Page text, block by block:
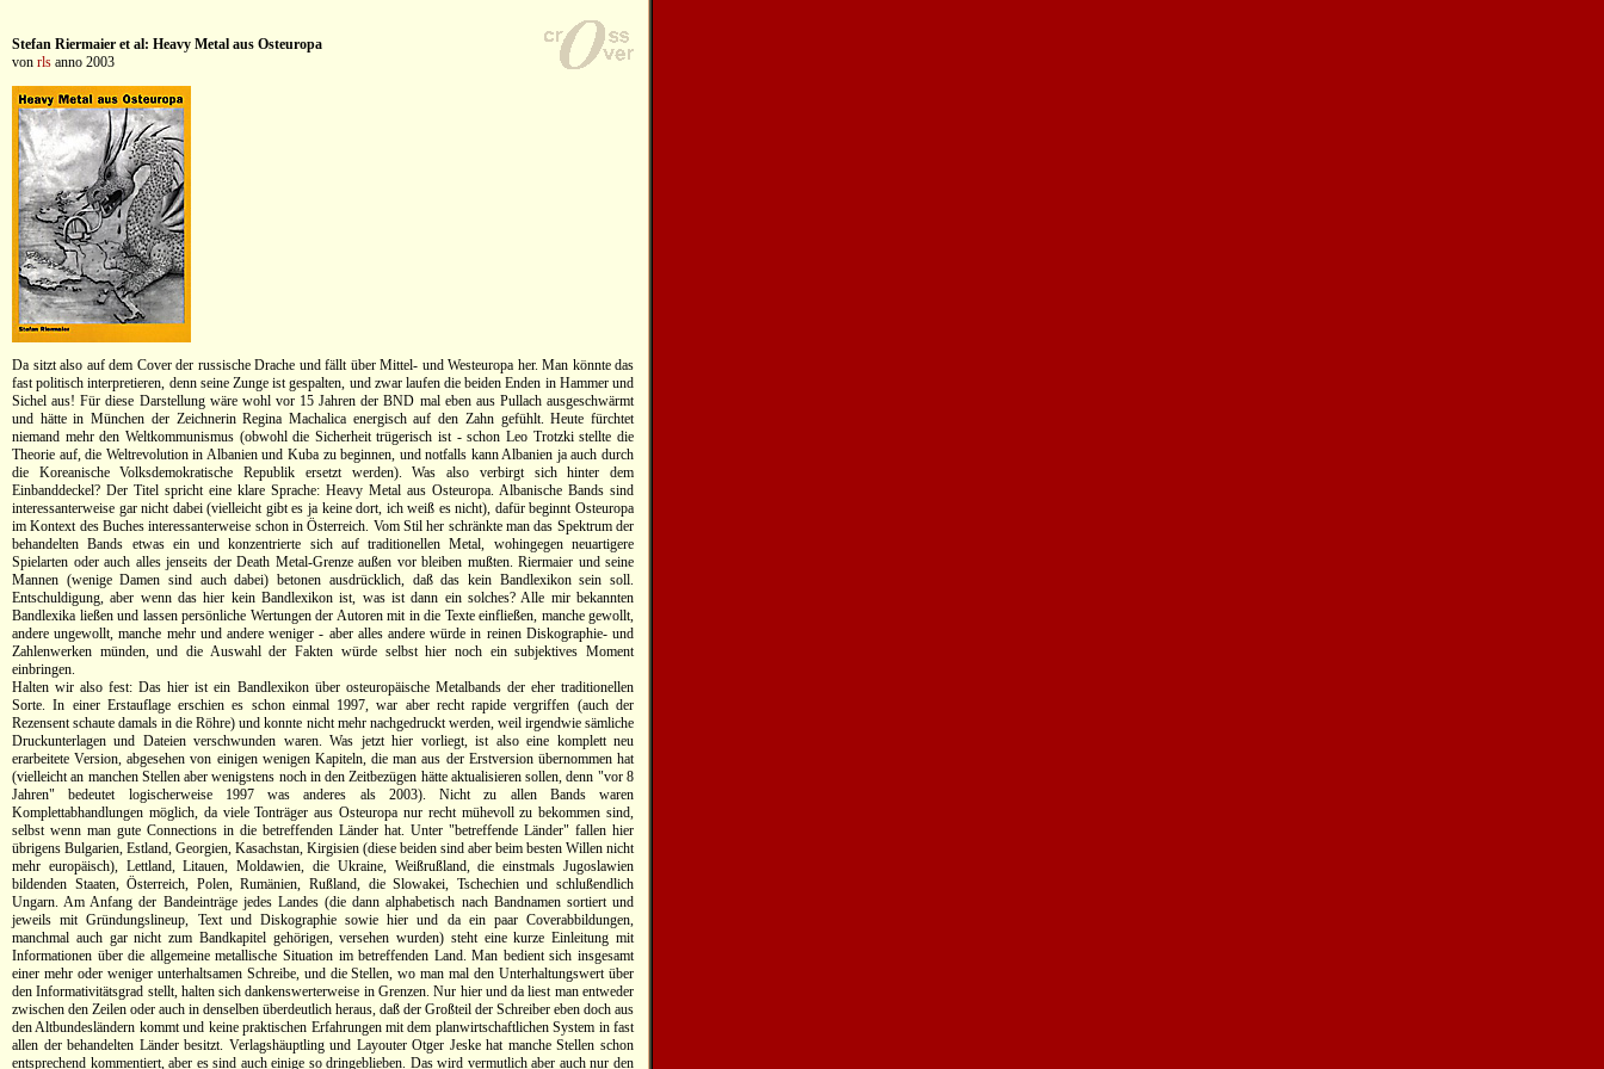
Stefan Riermaier et al: Heavy Metal aus Osteuropa
von rls anno 2003
Da sitzt also auf dem Cover der russische Drache und fällt über Mittel- und Westeuropa her. Man könnte das
fast politisch interpretieren, denn seine Zunge ist gespalten, und zwar laufen die beiden Enden in Hammer und
Sichel aus! Für diese Darstellung wäre wohl vor 15 Jahren der BND mal eben aus Pullach ausgeschwärmt
und hätte in München der Zeichnerin Regina Machalica energisch auf den Zahn gefühlt. Heute fürchtet
niemand mehr den Weltkommunismus (obwohl die Sicherheit trügerisch ist - schon Leo Trotzki stellte die
Theorie auf, die Weltrevolution in Albanien und Kuba zu beginnen, und notfalls kann Albanien ja auch durch
die Koreanische Volksdemokratische Republik ersetzt werden). Was also verbirgt sich hinter dem
Einbanddeckel? Der Titel spricht eine klare Sprache: Heavy Metal aus Osteuropa. Albanische Bands sind
interessanterweise gar nicht dabei (vielleicht gibt es ja keine dort, ich weiß es nicht), dafür beginnt Osteuropa
im Kontext des Buches interessanterweise schon in Österreich. Vom Stil her schränkte man das Spektrum der
behandelten Bands etwas ein und konzentrierte sich auf traditionellen Metal, wohingegen neuartigere
Spielarten oder auch alles jenseits der Death Metal-Grenze außen vor bleiben mußten. Riermaier und seine
Mannen (wenige Damen sind auch dabei) betonen ausdrücklich, daß das kein Bandlexikon sein soll.
Entschuldigung, aber wenn das hier kein Bandlexikon ist, was ist dann ein solches? Alle mir bekannten
Bandlexika ließen und lassen persönliche Wertungen der Autoren mit in die Texte einfließen, manche gewollt,
andere ungewollt, manche mehr und andere weniger - aber alles andere würde in reinen Diskographie- und
Zahlenwerken münden, und die Auswahl der Fakten würde selbst hier noch ein subjektives Moment
einbringen.
Halten wir also fest: Das hier ist ein Bandlexikon über osteuropäische Metalbands der eher traditionellen
Sorte. In einer Erstauflage erschien es schon einmal 1997, war aber recht rapide vergriffen (auch der
Rezensent schaute damals in die Röhre) und konnte nicht mehr nachgedruckt werden, weil irgendwie sämliche
Druckunterlagen und Dateien verschwunden waren. Was jetzt hier vorliegt, ist also eine komplett neu
erarbeitete Version, abgesehen von einigen wenigen Kapiteln, die man aus der Erstversion übernommen hat
(vielleicht an manchen Stellen aber wenigstens noch in den Zeitbezügen hätte aktualisieren sollen, denn "vor 8
Jahren" bedeutet logischerweise 1997 was anderes als 2003). Nicht zu allen Bands waren
Komplettabhandlungen möglich, da viele Tonträger aus Osteuropa nur recht mühevoll zu bekommen sind,
selbst wenn man gute Connections in die betreffenden Länder hat. Unter "betreffende Länder" fallen hier
übrigens Bulgarien, Estland, Georgien, Kasachstan, Kirgisien (diese beiden sind aber beim besten Willen nicht
mehr europäisch), Lettland, Litauen, Moldawien, die Ukraine, Weißrußland, die einstmals Jugoslawien
bildenden Staaten, Österreich, Polen, Rumänien, Rußland, die Slowakei, Tschechien und schlußendlich
Ungarn. Am Anfang der Bandeinträge jedes Landes (die dann alphabetisch nach Bandnamen sortiert und
jeweils mit Gründungslineup, Text und Diskographie sowie hier und da ein paar Coverabbildungen,
manchmal auch gar nicht zum Bandkapitel gehörigen, versehen wurden) steht eine kurze Einleitung mit
Informationen über die allgemeine metallische Situation im betreffenden Land. Man bedient sich insgesamt
einer mehr oder weniger unterhaltsamen Schreibe, und die Stellen, wo man mal den Unterhaltungswert über
den Informativitätsgrad stellt, halten sich dankenswerterweise in Grenzen. Nur hier und da liest man entweder
zwischen den Zeilen oder auch in denselben überdeutlich heraus, daß der Großteil der Schreiber eben doch aus
den Altbundesländern kommt und keine praktischen Erfahrungen mit dem planwirtschaftlichen System in fast
allen der behandelten Länder besitzt. Verlagshäuptling und Layouter Otger Jeske hat manche Stellen schon
entsprechend kommentiert, aber es sind auch einige so dringeblieben. Das wird vermutlich aber auch nur den